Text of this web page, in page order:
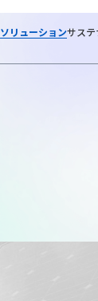
ソリューションサス